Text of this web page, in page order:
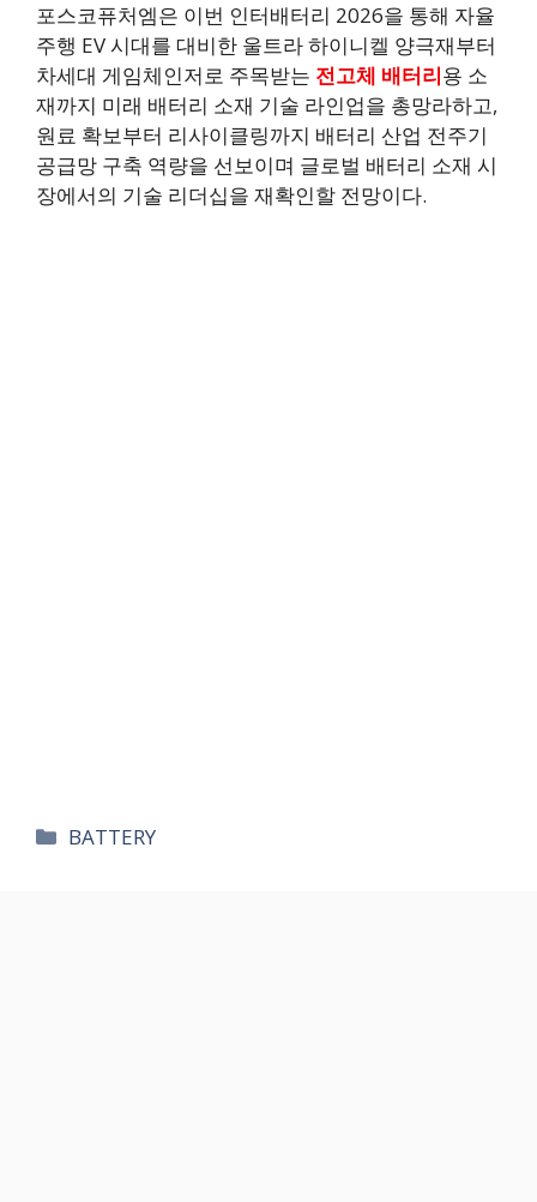
포스코퓨처엠은 이번 인터배터리 2026을 통해 자율
주행 EV 시대를 대비한 울트라 하이니켈 양극재부터
차세대 게임체인저로 주목받는 전고체 배터리용 소
재까지 미래 배터리 소재 기술 라인업을 총망라하고,
원료 확보부터 리사이클링까지 배터리 산업 전주기
공급망 구축 역량을 선보이며 글로벌 배터리 소재 시
장에서의 기술 리더십을 재확인할 전망이다.
카
BATTERY